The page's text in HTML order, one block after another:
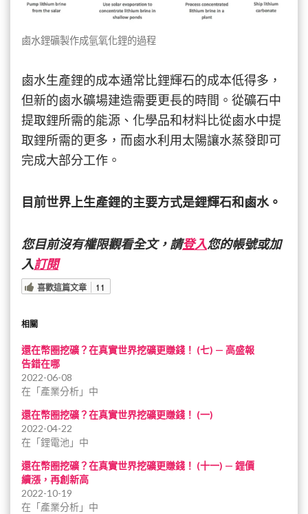
鹵水鋰礦製作成氫氧化鋰的過程
鹵水生產鋰的成本通常比鋰輝石的成本低得多，
但新的鹵水礦場建造需要更長的時間。從礦石中
提取鋰所需的能源、化學品和材料比從鹵水中提
取鋰所需的更多，而鹵水利用太陽讓水蒸發即可
完成大部分工作。
目前世界上生產鋰的主要方式是鋰輝石和鹵水。
您目前沒有權限觀看全文，請登入您的帳號或加
入訂閱
喜歡這篇文章 11
相關
還在幣圈挖礦？在真實世界挖礦更賺錢！ (七) — 高盛報
告錯在哪
2022-06-08
在「產業分析」中
還在幣圈挖礦？在真實世界挖礦更賺錢！ (一)
2022-04-22
在「鋰電池」中
還在幣圈挖礦？在真實世界挖礦更賺錢！ (十一) — 鋰價
續漲，再創新高
2022-10-19
在「產業分析」中